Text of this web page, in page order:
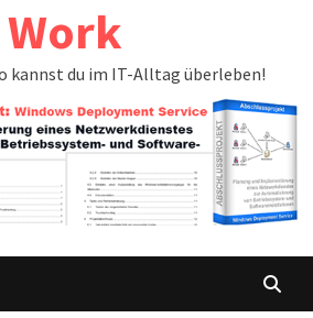
kannst du im IT-Alltag überleben!